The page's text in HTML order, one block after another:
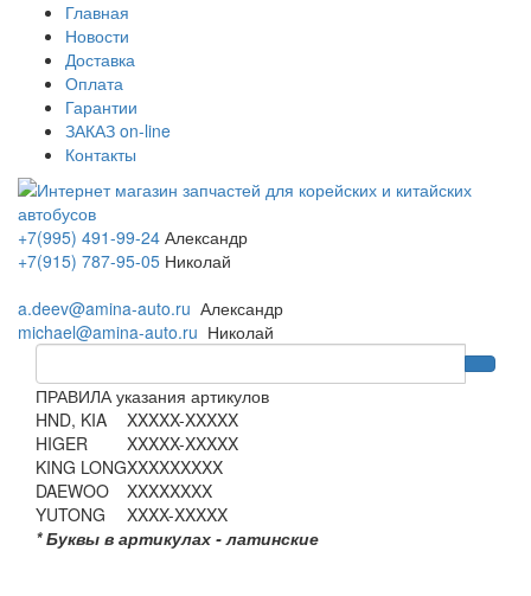
Главная
Новости
Доставка
Оплата
Гарантии
ЗАКАЗ on-line
Контакты
+7(995) 491-99-24 Александр
+7(915) 787-95-05 Николай
a.deev@amina-auto.ru Александр
michael@amina-auto.ru Николай
ПРАВИЛА указания артикулов
HND, KIA
XXXXX-XXXXX
HIGER
XXXXX-XXXXX
KING LONGXXXXXXXXX
DAEWOO
XXXXXXXX
YUTONG
XXXX-XXXXX
* Буквы в артикулах - латинские